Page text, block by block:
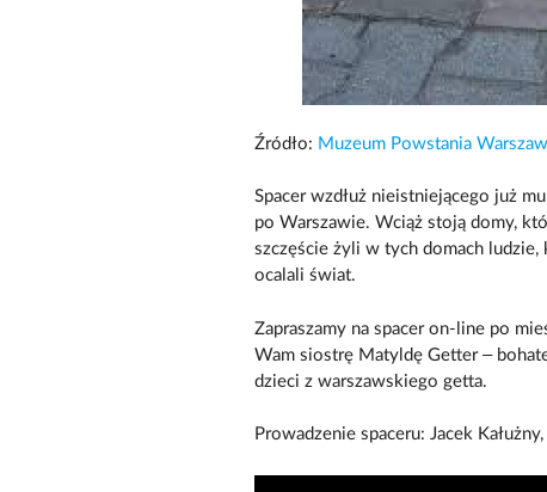
Źródło: Muzeum Powstania
Spacer wzdłuż nieistniejącego już
po Warszawie. Wciąż stoją domy,
szczęście żyli w tych domach
ocalali świat.
Zapraszamy na spacer on-line po
Wam siostrę Matyldę Getter –
dzieci z warszawskiego getta.
Prowadzenie spaceru: Jacek